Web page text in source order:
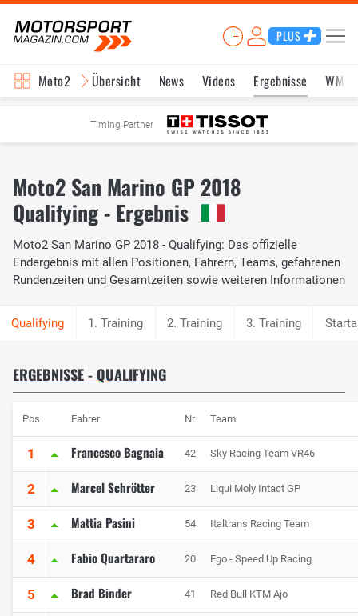
PLUS
Moto2 Übersicht News Videos Ergebnisse WM-
Timing Partner
Moto2 San Marino GP 2018
Qualifying - Ergebnis
Moto2 San Marino GP 2018 - Qualifying: Das offizielle
Endergebnis mit allen Positionen, Fahrern, Teams, gefahrenen
Rundenzeiten und Gesamtzeiten sowie weiteren Informationen
1. Training 2. Training 3. Training
ERGEBNISSE - QUALIFYING
Pos Fahrer Nr Team
1 Francesco Bagnaia 42 Sky Racing Team VR46
2 Marcel Schrötter 23 Liqui Moly Intact GP
3 Mattia Pasini 54 Italtrans Racing Team
4 Fabio Quartararo 20 Ego - Speed Up Racing
5 Brad Binder 41 Red Bull KTM Ajo